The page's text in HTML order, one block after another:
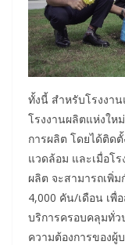
ทั้งนี้ สำหรับโรงงา
โรงงานผลิตแห่งให
การผลิต โดยได้ติด
แวดล้อม และเมื่อโร
ผลิต จะสามารถเพิ่ม
4,000 คัน/เดือน เ
บริการครอบคลุมทั่ว
ความต้องการของผู้